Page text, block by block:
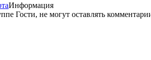
Информация
Гости, не могут оставлять